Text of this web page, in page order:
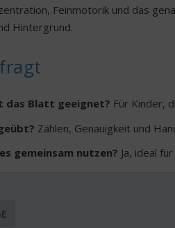
Feinmotorik und das
Hintergrund.
das Blatt geeignet? Für Kinder,
Zählen, Genauigkeit und
gemeinsam nutzen? Ja, ideal